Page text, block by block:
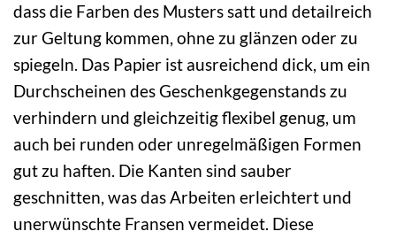
dass die Farben des Musters satt und detailreich
zur Geltung kommen, ohne zu glänzen oder zu
spiegeln. Das Papier ist ausreichend dick, um ein
Durchscheinen des Geschenkgegenstands zu
verhindern und gleichzeitig flexibel genug, um
auch bei runden oder unregelmäßigen Formen
gut zu haften. Die Kanten sind sauber
geschnitten, was das Arbeiten erleichtert und
unerwünschte Fransen vermeidet. Diese